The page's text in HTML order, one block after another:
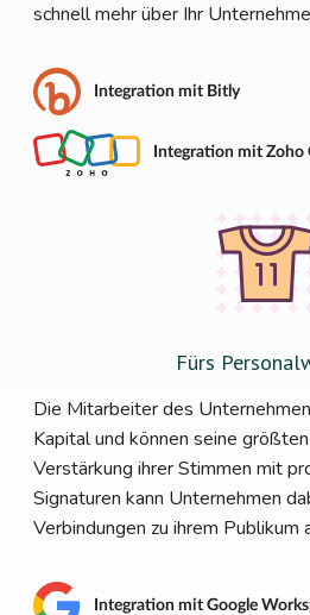
schnell mehr über Ihr
Integration mit Bitly
Integration mit Zoho
Fürs
Die Mitarbeiter des
Kapital und können seine
Verstärkung ihrer Stimmen mit
Signaturen kann Unternehmen
Verbindungen zu ihrem Publikum
Integration mit Google